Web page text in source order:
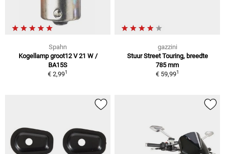
Spahn
Kogellamp groot12 V 21 W /
BA15S
€ 2,991
gazzini
Stuur Street Touring, breedte
785 mm
€ 59,991